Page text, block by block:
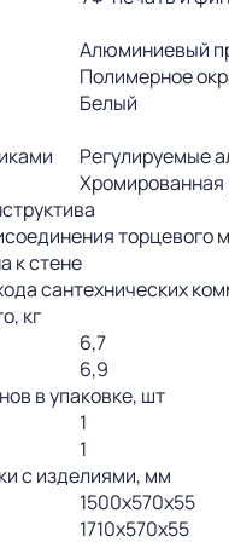
Алюминиевый
Полимерное
Белый
Регулируемые
Хромированная
торцевого
к стене
сантехнических
кг
6,7
6,9
в упаковке, шт
1
1
с изделиями, мм
1500х570х55
1710х570х55